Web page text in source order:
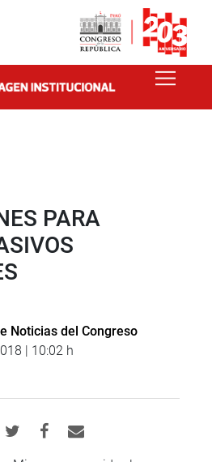
PARA
Noticias del Congreso
| 10:02 h